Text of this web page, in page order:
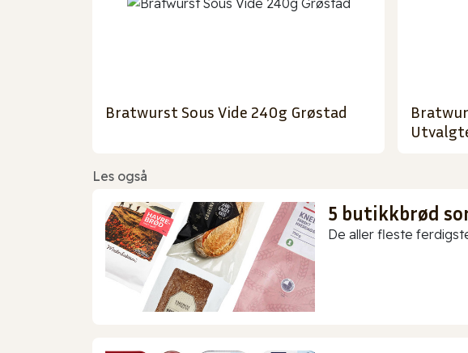
Bratwurst Sous Vide 240g Grøstad
Les også
5 butikkbrød
De aller fleste